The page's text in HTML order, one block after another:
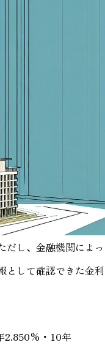
だし、金融機関によっ
として確認できた金利
2.850%・10年